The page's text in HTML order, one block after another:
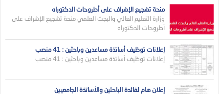
منحة تشجيع الإشراف على أطروحات الدكتوراه
وزارة التعليم العالي والبجث العلمي منحة تشجيع الإشراف على
أطروحات الدكتوراه
إعلانات توظيف أساتذة مساعدين وباحثين : 41 منصب
إعلانات توظيف أساتذة مساعدين وباحثين : 41 منصب
إعلان هام لفائدة الباحثين والأساتذة الجامعيين